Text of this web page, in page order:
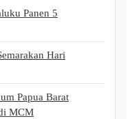
Panen 5
Hari
Papua Barat
MCM